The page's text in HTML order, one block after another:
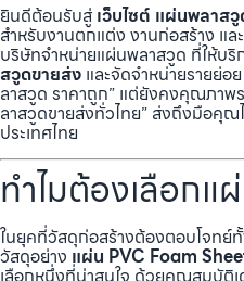
ยินดีต้อนรับสู่ เว็บไซต์ แผ่นพลาส
สำหรับงานตกแต่ง งานก่อสร้าง แล
บริษัทจำหน่ายแผ่นพลาสวูด ที่ให้บริ
สวูดขายส่ง และจัดจำหน่ายรายย่อ
ลาสวูด ราคาถูก” แต่ยังคงคุณภาพ
ลาสวูดขายส่งทั่วไทย” ส่งถึงมือคุ
ประเทศไทย
ทำไมต้องเลือกแ
ในยุคที่วัสดุก่อสร้างต้องตอบโจทย์
วัสดุอย่าง แผ่น PVC Foam